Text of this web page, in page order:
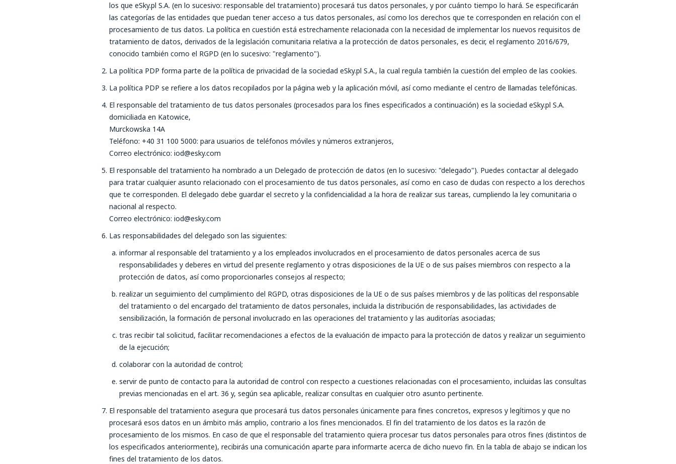
los que eSky.pl S.A. (en lo sucesivo: responsable del tratamiento) procesará tus datos personales, y por cuánto tiempo lo hará. Se especificarán
las categorías de las entidades que puedan tener acceso a tus datos personales, así como los derechos que te corresponden en relación con el
procesamiento de tus datos. La política en cuestión está estrechamente relacionada con la necesidad de implementar los nuevos requisitos de
tratamiento de datos, derivados de la legislación comunitaria relativa a la protección de datos personales, es decir, el reglamento 2016/679,
conocido también como el RGPD (en lo sucesivo: "reglamento").
La política PDP forma parte de la política de privacidad de la sociedad eSky.pl S.A., la cual regula también la cuestión del empleo de las cookies.
La política PDP se refiere a los datos recopilados por la página web y la aplicación móvil, así como mediante el centro de llamadas telefónicas.
El responsable del tratamiento de tus datos personales (procesados para los fines especificados a continuación) es la sociedad eSky.pl S.A.
domiciliada en Katowice,
Murckowska 14A
Teléfono: +40 31 100 5000: para usuarios de teléfonos móviles y números extranjeros,
Correo electrónico: iod@esky.com
El responsable del tratamiento ha nombrado a un Delegado de protección de datos (en lo sucesivo: "delegado"). Puedes contactar al delegado
para tratar cualquier asunto relacionado con el procesamiento de tus datos personales, así como en caso de dudas con respecto a los derechos
que te corresponden. El delegado debe guardar el secreto y la confidencialidad a la hora de realizar sus tareas, cumpliendo la ley comunitaria o
nacional al respecto.
Correo electrónico: iod@esky.com
Las responsabilidades del delegado son las siguientes:
informar al responsable del tratamiento y a los empleados involucrados en el procesamiento de datos personales acerca de sus
responsabilidades y deberes en virtud del presente reglamento y otras disposiciones de la UE o de sus países miembros con respecto a la
protección de datos, así como proporcionarles consejos al respecto;
realizar un seguimiento del cumplimiento del RGPD, otras disposiciones de la UE o de sus países miembros y de las políticas del responsable
del tratamiento o del encargado del tratamiento de datos personales, incluida la distribución de responsabilidades, las actividades de
sensibilización, la formación de personal involucrado en las operaciones del tratamiento y las auditorías asociadas;
tras recibir tal solicitud, facilitar recomendaciones a efectos de la evaluación de impacto para la protección de datos y realizar un seguimiento
de la ejecución;
colaborar con la autoridad de control;
servir de punto de contacto para la autoridad de control con respecto a cuestiones relacionadas con el procesamiento, incluidas las consultas
previas mencionadas en el art. 36 y, según sea aplicable, realizar consultas en cualquier otro asunto pertinente.
El responsable del tratamiento asegura que procesará tus datos personales únicamente para fines concretos, expresos y legítimos y que no
procesará esos datos en un ámbito más amplio, contrario a los fines mencionados. El fin del tratamiento de los datos es la razón de
procesamiento de los mismos. En caso de que el responsable del tratamiento quiera procesar tus datos personales para otros fines (distintos de
los especificados anteriormente), recibirás una comunicación aparte para informarte acerca de dicho nuevo fin. En la tabla de abajo se indican los
fines del tratamiento de los datos.